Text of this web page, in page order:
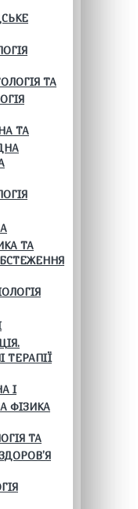
ТА
ТА
ТА
ТЕРАПІЇ
І
ФІЗИКА
ТА